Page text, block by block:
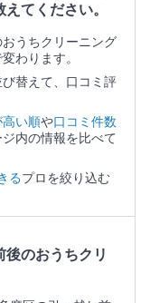
てください。
うちクリーニング
わります。
び替えて、口コミ評
高い順や口コミ件数
内の情報を比べて
るプロを絞り込む
のおうちクリ